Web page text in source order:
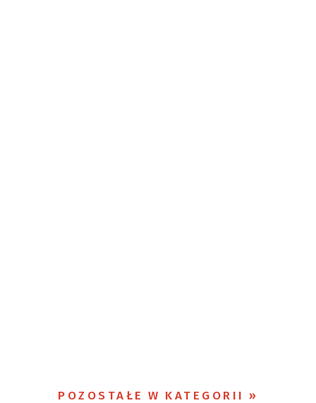
POZOSTAŁE W KATEGORII